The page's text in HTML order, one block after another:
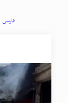
فارسی